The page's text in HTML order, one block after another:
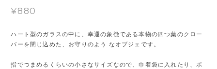
¥880
ハート型のガラスの中に、幸運の象徴である本物の四つ葉のクロー
バーを閉じ込めた、お守りのよう なオブジェです。
指でつまめるくらいの小さなサイズなので、巾着袋に入れたり、ポ